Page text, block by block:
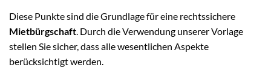
Diese Punkte sind die Grundlage für eine rechtssichere
Mietbürgschaft. Durch die Verwendung unserer Vorlage
stellen Sie sicher, dass alle wesentlichen Aspekte
berücksichtigt werden.